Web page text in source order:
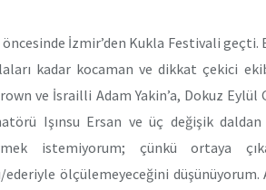
İzmir’den Kukla Festivali
kadar kocaman ve dikkat çekici
ve İsrailli Adam Yakin’a, Dokuz
Işınsu Ersan ve üç değişik
istemiyorum; çünkü ortaya
ederiyle ölçülemeyeceğini düşünüyorum.